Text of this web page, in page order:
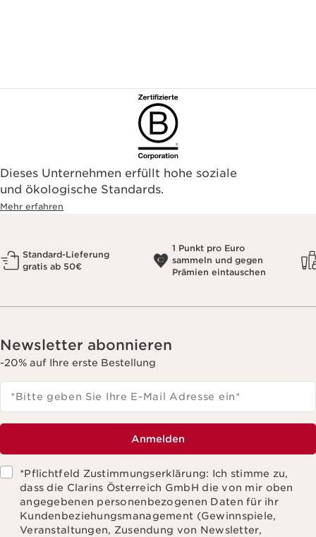
Dieses Unternehmen erfüllt hohe soziale
und ökologische Standards.
Mehr erfahren
Standard-Lieferung
gratis ab 50€
1 Punkt pro Euro
sammeln und gegen
Prämien eintauschen
Newsletter abonnieren
-20% auf Ihre erste Bestellung
*Bitte geben Sie Ihre E-Mail Adresse ein*
Anmelden
*Pflichtfeld Zustimmungserklärung: Ich stimme zu,
dass die Clarins Österreich GmbH die von mir oben
angegebenen personenbezogenen Daten für ihr
Kundenbeziehungsmanagement (Gewinnspiele,
Veranstaltungen, Zusendung von Newsletter,